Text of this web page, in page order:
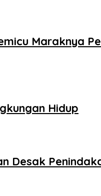
Maraknya
Hidup
Desak